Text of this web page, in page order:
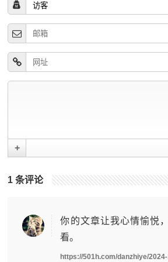
+
1 条评论
你的文章让我心情愉悦
看。
https://501h.com/danzhiye/